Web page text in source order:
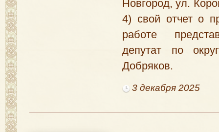
Новгород, ул.
4) свой отчет о
работе
депутат по
Добряков.
3 декабря 2025